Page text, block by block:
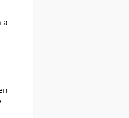
a